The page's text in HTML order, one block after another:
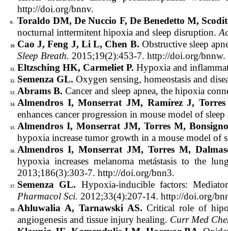
http://doi.org/bnnv.
9.
Toraldo DM, De Nuccio F, De Benedetto M,
nocturnal inttermitent hipoxia and sleep disruption.
10. Cao J, Feng J, Li L, Chen B. Obstructive sleep
Sleep Breath. 2015;19(2):453-7. http://doi.org/bnnw.
11. Eltzsching HK, Carmeliet P. Hypoxia and
12. Semenza GL. Oxygen sensing, homeostasis and
13. Abrams B. Cancer and sleep apnea, the hipoxia
14. Almendros I, Monserrat JM, Ramírez J,
enhances cancer progression in mouse model of
15. Almendros I, Monserrat JM, Torres M,
hypoxia increase tumor growth in a mouse model of
16. Almendros I, Monserrat JM, Torres M,
hypoxia increases melanoma metástasis to the
2013;186(3):303-7. http://doi.org/bnn3.
17. Semenza GL. Hypoxia-inducible factors:
Pharmacol Sci. 2012;33(4):207-14. http://doi.org/
18. Ahluwalia A, Tarnawski AS. Critical role of
angiogenesis and tissue injury healing. Curr Med